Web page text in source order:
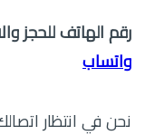
رقم الهاتف للحجز والاستفسار:
واتساب
نحن في انتظار